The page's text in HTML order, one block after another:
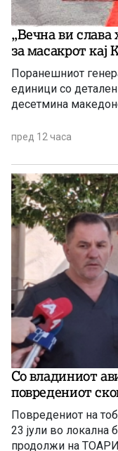
„Вечна ви
за масакрот кај
Поранешниот
единици со
десетмина
пред 12 часа
Со владиниот
повредениот
Повредениот на
23 јули во локална
продолжи на